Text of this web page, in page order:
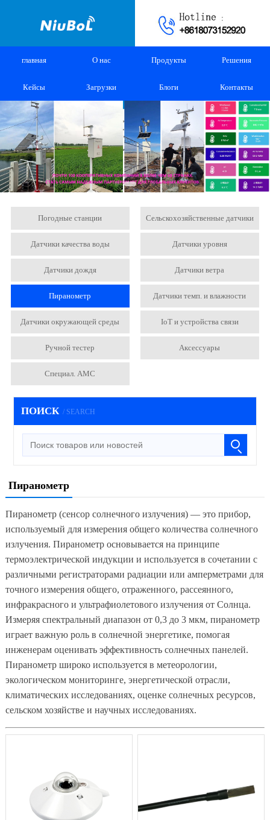
главная О нас Продукты Решения
Кейсы Загрузки Блоги Контакты
Погодные станции Сельскохозяйственные датчики
Датчики качества воды Датчики уровня
Датчики дождя Датчики ветра
Пиранометр Датчики темп. и влажности
Датчики окружающей среды IoT и устройства связи
Ручной тестер Аксессуары
Специал. АМС
ПОИСК / SEARCH
Пиранометр
Пиранометр (сенсор солнечного излучения) — это прибор,
используемый для измерения общего количества солнечного
излучения. Пиранометр основывается на принципе
термоэлектрической индукции и используется в сочетании с
различными регистраторами радиации или амперметрами для
точного измерения общего, отраженного, рассеянного,
инфракрасного и ультрафиолетового излучения от Солнца.
Измеряя спектральный диапазон от 0,3 до 3 мкм, пиранометр
играет важную роль в солнечной энергетике, помогая
инженерам оценивать эффективность солнечных панелей.
Пиранометр широко используется в метеорологии,
экологическом мониторинге, энергетической отрасли,
климатических исследованиях, оценке солнечных ресурсов,
сельском хозяйстве и научных исследованиях.